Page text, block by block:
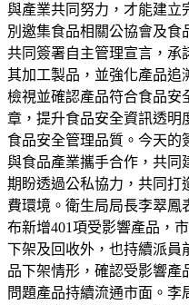
與產業共同努力，才能建立
別邀集食品相關公協會及食
共同簽署自主管理宣言，承
其加工製品，並強化產品追
檢視並確認產品符合食品安
章，提升食品安全資訊透明
食品安全管理品質。今天的
與食品產業攜手合作，共同
期盼透過公私協力，共同打
費環境。衛生局局長李翠鳳
布新增401項受影響產品，
下架及回收外，也持續派員
品下架情形，確認受影響產
問題產品持續流通市面。